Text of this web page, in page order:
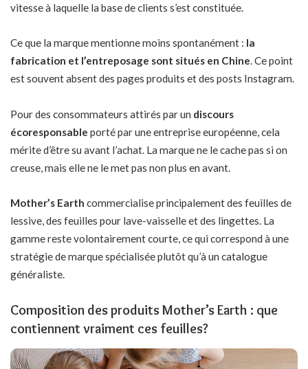
vitesse à laquelle la base de clients s’est constituée.
Ce que la marque mentionne moins spontanément : la
fabrication et l’entreposage sont situés en Chine. Ce point
est souvent absent des pages produits et des posts Instagram.
Pour des consommateurs attirés par un discours
écoresponsable porté par une entreprise européenne, cela
mérite d’être su avant l’achat. La marque ne le cache pas si on
creuse, mais elle ne le met pas non plus en avant.
Mother’s Earth commercialise principalement des feuilles de
lessive, des feuilles pour lave-vaisselle et des lingettes. La
gamme reste volontairement courte, ce qui correspond à une
stratégie de marque spécialisée plutôt qu’à un catalogue
généraliste.
Composition des produits Mother’s Earth : que
contiennent vraiment ces feuilles?